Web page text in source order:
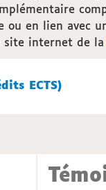
ou en lien avec
site internet de la
(30 Crédits ECTS)